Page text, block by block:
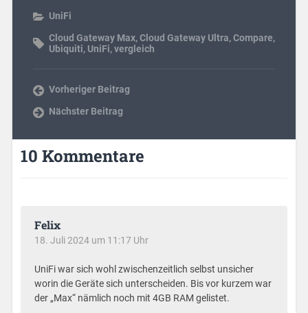
UniFi
Cloud Gateway Max,Cloud Gateway Ultra,Compare,
Ubiquiti, UniFi,vergleich
Vorheriger Beitrag
Nächster Beitrag
10 Kommentare
Felix
18. Juli 2024 um 11:17 Uhr
UniFi war sich wohl zwischenzeitlich selbst unsicher
worin die Geräte sich unterscheiden. Bis vor kurzem war
der „Max“ nämlich noch mit 4GB RAM gelistet.